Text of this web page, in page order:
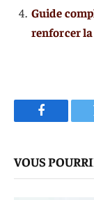
Guide
renforcer
Facebook
VOUS